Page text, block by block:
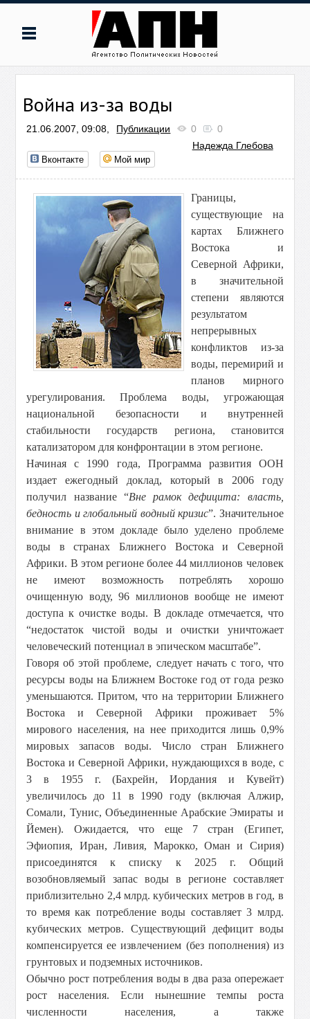
Война из-за воды
21.06.2007, 09:08, Публикации 0
0
Надежда Глебова
Вконтакте Мой мир
Границы,
существующие на
картах Ближнего
Востока и
Северной Африки,
в значительной
степени являются
результатом
непрерывных
конфликтов из-за
воды, перемирий и
планов мирного
урегулирования. Проблема воды, угрожающая
национальной безопасности и внутренней
стабильности государств региона, становится
катализатором для конфронтации в этом регионе.
Начиная с 1990 года, Программа развития ООН
издает ежегодный доклад, который в 2006 году
получил название “Вне рамок дефицита: власть,
бедность и глобальный водный кризис”. Значительное
внимание в этом докладе было уделено проблеме
воды в странах Ближнего Востока и Северной
Африки. В этом регионе более 44 миллионов человек
не имеют возможность потреблять хорошо
очищенную воду, 96 миллионов вообще не имеют
доступа к очистке воды. В докладе отмечается, что
“недостаток чистой воды и очистки уничтожает
человеческий потенциал в эпическом масштабе”.
Говоря об этой проблеме, следует начать с того, что
ресурсы воды на Ближнем Востоке год от года резко
уменьшаются. Притом, что на территории Ближнего
Востока и Северной Африки проживает 5%
мирового населения, на нее приходится лишь 0,9%
мировых запасов воды. Число стран Ближнего
Востока и Северной Африки, нуждающихся в воде, с
3 в 1955 г. (Бахрейн, Иордания и Кувейт)
увеличилось до 11 в 1990 году (включая Алжир,
Сомали, Тунис, Объединенные Арабские Эмираты и
Йемен). Ожидается, что еще 7 стран (Египет,
Эфиопия, Иран, Ливия, Марокко, Оман и Сирия)
присоединятся к списку к 2025 г. Общий
возобновляемый запас воды в регионе составляет
приблизительно 2,4 млрд. кубических метров в год, в
то время как потребление воды составляет 3 млрд.
кубических метров. Существующий дефицит воды
компенсируется ее извлечением (без пополнения) из
грунтовых и подземных источников.
Обычно рост потребления воды в два раза опережает
рост населения. Если нынешние темпы роста
численности населения, а также